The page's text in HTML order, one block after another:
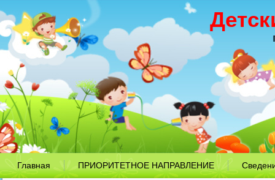
Главная ПРИОРИТЕТНОЕ НАПРАВЛЕНИЕ